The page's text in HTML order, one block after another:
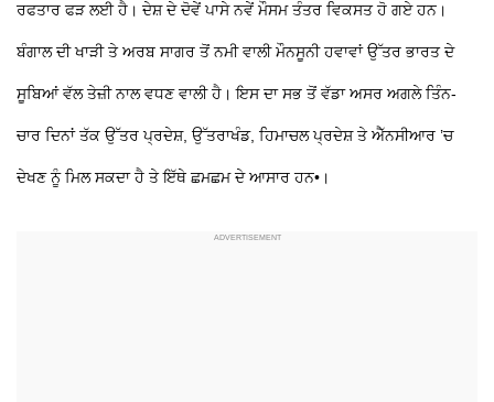
ਰਫਤਾਰ ਫੜ ਲਈ ਹੈ। ਦੇਸ਼ ਦੇ ਦੋਵੇਂ ਪਾਸੇ ਨਵੇਂ ਮੌਸਮ ਤੰਤਰ ਵਿਕਸਤ ਹੋ ਗਏ ਹਨ।
ਬੰਗਾਲ ਦੀ ਖਾੜੀ ਤੇ ਅਰਬ ਸਾਗਰ ਤੋਂ ਨਮੀ ਵਾਲੀ ਮੌਨਸੂਨੀ ਹਵਾਵਾਂ ਉੱਤਰ ਭਾਰਤ ਦੇ
ਸੂਬਿਆਂ ਵੱਲ ਤੇਜ਼ੀ ਨਾਲ ਵਧਣ ਵਾਲੀ ਹੈ। ਇਸ ਦਾ ਸਭ ਤੋਂ ਵੱਡਾ ਅਸਰ ਅਗਲੇ ਤਿੰਨ-
ਚਾਰ ਦਿਨਾਂ ਤੱਕ ਉੱਤਰ ਪ੍ਰਦੇਸ਼, ਉੱਤਰਾਖੰਡ, ਹਿਮਾਚਲ ਪ੍ਰਦੇਸ਼ ਤੇ ਐੱਨਸੀਆਰ ’ਚ
ਦੇਖਣ ਨੂੰ ਮਿਲ ਸਕਦਾ ਹੈ ਤੇ ਇੱਥੇ ਛਮਛਮ ਦੇ ਆਸਾਰ ਹਨ•।